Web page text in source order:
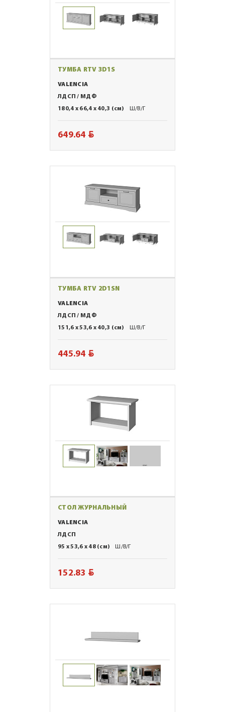
ТУМБА RTV 3D1S
VALENCIA
ЛДСП / МДФ
180,4 x 66,4 x 40,3 (см)
Ш/В/Г
649.64 BYN
ТУМБА RTV 2D1SN
VALENCIA
ЛДСП / МДФ
151,6 x 53,6 x 40,3 (см)
Ш/В/Г
445.94 BYN
СТОЛ ЖУРНАЛЬНЫЙ
VALENCIA
ЛДСП
95 x 53,6 x 48 (см)
Ш/В/Г
152.83 BYN